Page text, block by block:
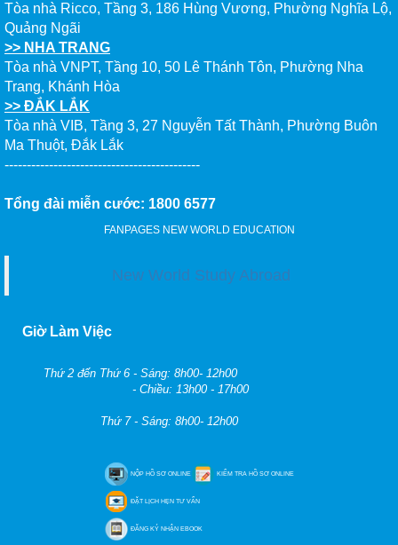
Tòa nhà Ricco, Tầng 3, 186 Hùng Vương, Phường Nghĩa Lộ,
Quảng Ngãi
>> NHA TRANG
Tòa nhà VNPT, Tầng 10, 50 Lê Thánh Tôn, Phường Nha
Trang, Khánh Hòa
>> ĐẮK LẮK
Tòa nhà VIB, Tầng 3, 27 Nguyễn Tất Thành, Phường Buôn
Ma Thuột, Đắk Lắk
--------------------------------------------
Tổng đài miễn cước: 1800 6577
FANPAGES NEW WORLD EDUCATION
New World Study Abroad
Giờ Làm Việc
Thứ 2 đến Thứ 6 - Sáng: 8h00- 12h00
- Chiều: 13h00 - 17h00
Thứ 7 - Sáng: 8h00- 12h00
NỘP HỒ SƠ ONLINE KIỂM TRA HỒ SƠ ONLINE
ĐẶT LỊCH HẸN TƯ VẤN
ĐĂNG KÝ NHẬN EBOOK